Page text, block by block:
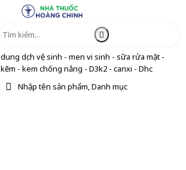
dung dịch vệ sinh - men vi sinh - sữa rửa mặt -
kẽm - kem chống nắng - D3k2 - canxi - Dhc
Nhập tên sản phẩm, Danh mục